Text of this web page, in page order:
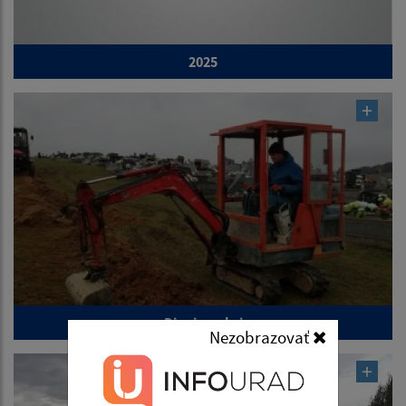
Nezobrazovať
2025
Dianie v obci